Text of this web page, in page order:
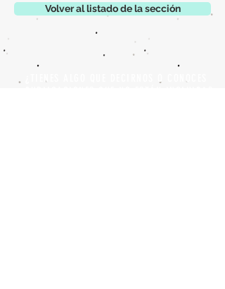
Volver al listado de la sección
¿TIENES ALGO QUE DECIRNOS O CONOCES